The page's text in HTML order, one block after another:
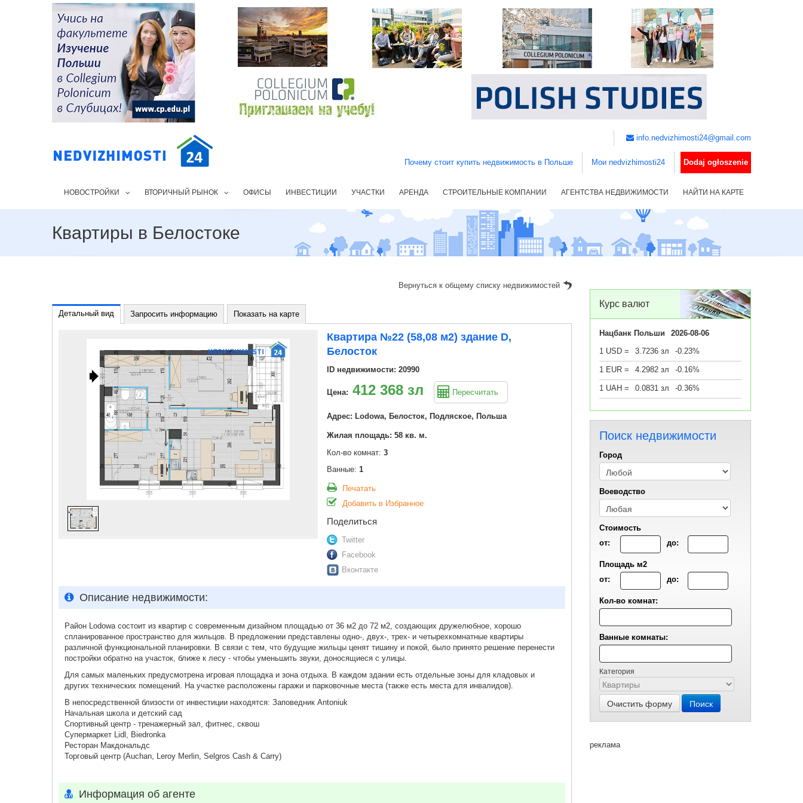
info.nedvizhimosti24@gmail.com
Почему стоит купить недвижимость в Польше Мои nedvizhimosti24 Dodaj ogłoszenie
НОВОСТРОЙКИ ВТОРИЧНЫЙ РЫНОК ОФИСЫ ИНВЕСТИЦИИ УЧАСТКИ АРЕНДА СТРОИТЕЛЬНЫЕ КОМПАНИИ АГЕНТСТВА НЕДВИЖИМОСТИ НАЙТИ НА КАРТЕ
Квартиры в Белостоке
Вернуться к общему списку недвижимостей
Детальный вид Запросить информацию Показать на карте
Квартира №22 (58,08 м2) здание D,
Белосток
ID недвижимости: 20990
Цена: 412 368 зл Пересчитать
Адрес: Lodowa, Белосток, Подляское, Польша
Жилая площадь: 58 кв. м.
Кол-во комнат: 3
Ванные: 1
Печатать
Добавить в Избранное
Поделиться
Twitter
Facebook
Вконтакте
Описание недвижимости:
Район Lodowa состоит из квартир с современным дизайном площадью от 36 м2 до 72 м2, создающих дружелюбное, хорошо
спланированное пространство для жильцов. В предложении представлены одно-, двух-, трех- и четырехкомнатные квартиры
различной функциональной планировки. В связи с тем, что будущие жильцы ценят тишину и покой, было принято решение перенести
постройки обратно на участок, ближе к лесу - чтобы уменьшить звуки, доносящиеся с улицы.
Для самых маленьких предусмотрена игровая площадка и зона отдыха. В каждом здании есть отдельные зоны для кладовых и
других технических помещений. На участке расположены гаражи и парковочные места (также есть места для инвалидов).
В непосредственной близости от инвестиции находятся: Заповедник Antoniuk
Начальная школа и детский сад
Спортивный центр - тренажерный зал, фитнес, сквош
Супермаркет Lidl, Biedronka
Ресторан Макдональдс
Торговый центр (Auchan, Leroy Merlin, Selgros Cash & Carry)
Информация об агенте
Курс валют
Нацбанк Польши
2026-08-06
1 USD =
3.7236 зл -0.23%
1 EUR = 4.2982 зл -0.16%
1 UAH = 0.0831 зл -0.36%
Поиск недвижимости
Город
Воеводствo
Стоимость
от:
до:
Площадь м2
от:
до:
Кол-во комнат:
Ванные комнаты:
Категория
Очистить форму Поиск
реклама